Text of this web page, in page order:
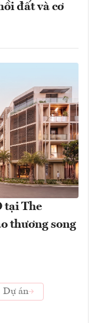
đất và cơ
tại The
thương song
Dự án